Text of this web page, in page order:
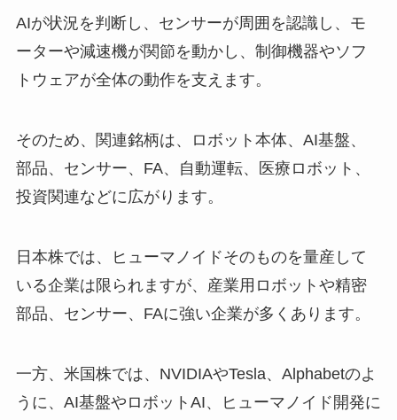
AIが状況を判断し、センサーが周囲を認識し、モ
ーターや減速機が関節を動かし、制御機器やソフ
トウェアが全体の動作を支えます。
そのため、関連銘柄は、ロボット本体、AI基盤、
部品、センサー、FA、自動運転、医療ロボット、
投資関連などに広がります。
日本株では、ヒューマノイドそのものを量産して
いる企業は限られますが、産業用ロボットや精密
部品、センサー、FAに強い企業が多くあります。
一方、米国株では、NVIDIAやTesla、Alphabetのよ
うに、AI基盤やロボットAI、ヒューマノイド開発に